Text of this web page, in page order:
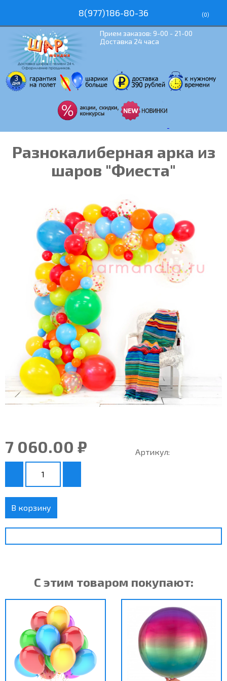
8(977)186-80-36 (0)
Прием заказов: 9-00 - 21-00
Доставка 24 часа
Разнокалиберная арка из
шаров "Фиеста"
7 060.00 ₽ Артикул:
В корзину
С этим товаром покупают: